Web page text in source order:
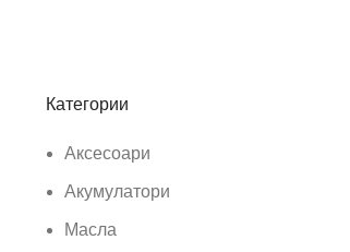
Категории
Аксесоари
Акумулатори
Масла